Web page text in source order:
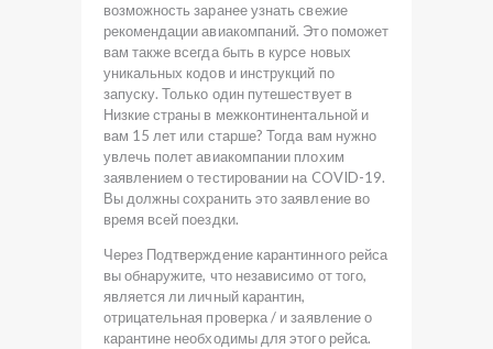
возможность заранее узнать свежие
рекомендации авиакомпаний. Это поможет
вам также всегда быть в курсе новых
уникальных кодов и инструкций по
запуску. Только один путешествует в
Низкие страны в межконтинентальной и
вам 15 лет или старше? Тогда вам нужно
увлечь полет авиакомпании плохим
заявлением о тестировании на COVID-19.
Вы должны сохранить это заявление во
время всей поездки.
Через Подтверждение карантинного рейса
вы обнаружите, что независимо от того,
является ли личный карантин,
отрицательная проверка / и заявление о
карантине необходимы для этого рейса.